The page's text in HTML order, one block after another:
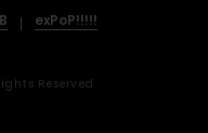
exPoP!!!!!
Reserved